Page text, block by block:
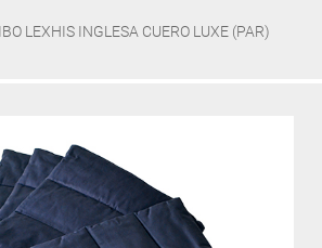
LEXHIS INGLESA CUERO LUXE (PAR)